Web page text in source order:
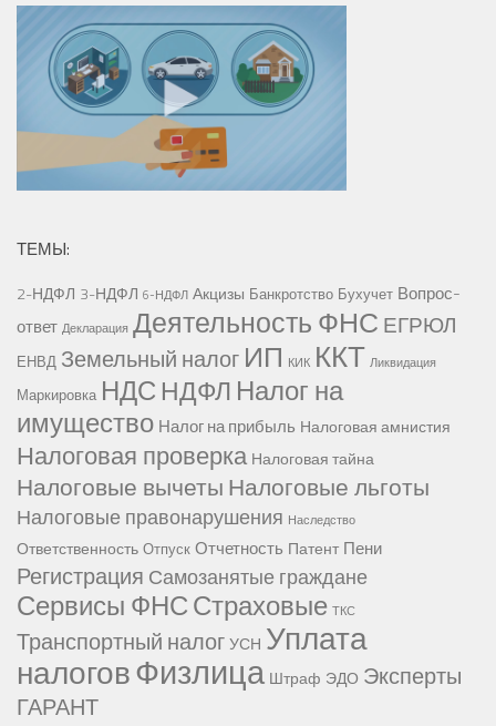
ТЕМЫ:
2-НДФЛ 3-НДФЛ 6-НДФЛ Акцизы Банкротство Бухучет Вопрос-
ответ Декларация Деятельность ФНС ЕГРЮЛ
ЕНВД Земельный налог ИП КИК ККТ Ликвидация
Маркировка НДС НДФЛ Налог на
имущество Налог на прибыль Налоговая амнистия
Налоговая проверка Налоговая тайна
Налоговые вычетыНалоговые льготы
Налоговые правонарушения Наследство
Ответственность Отпуск Отчетность Патент Пени
Регистрация Самозанятые граждане
Сервисы ФНССтраховые ТКС
Транспортный налогУСН Уплата
налоговФизлица Штраф ЭДО Эксперты
ГАРАНТ